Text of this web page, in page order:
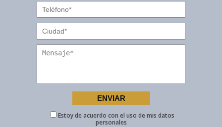
Estoy de acuerdo con el uso de mis datos
personales